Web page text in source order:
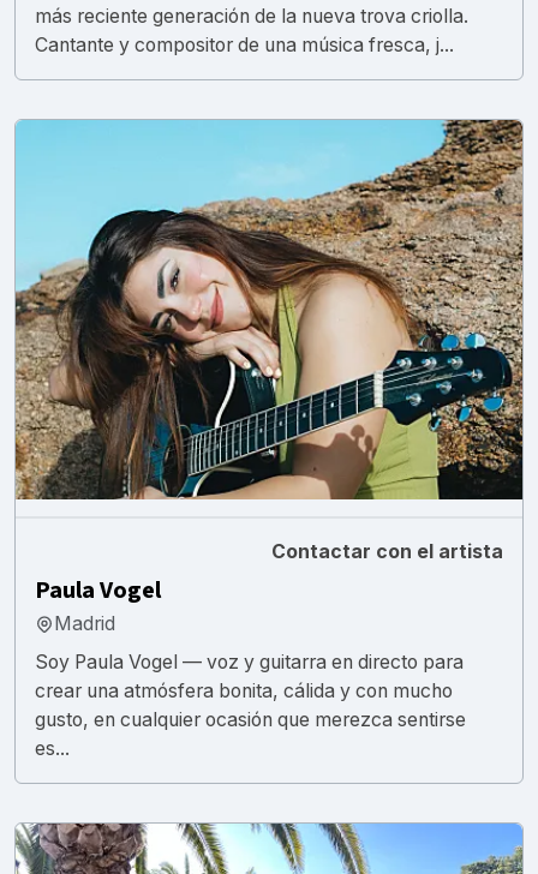
más reciente generación de la nueva trova criolla.
Cantante y compositor de una música fresca, j...
Contactar con el artista
Paula Vogel
Madrid
Soy Paula Vogel — voz y guitarra en directo para
crear una atmósfera bonita, cálida y con mucho
gusto, en cualquier ocasión que merezca sentirse
es...